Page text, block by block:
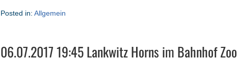
Posted in: Allgemein
06.07.2017 19:45 Lankwitz Horns im Bahnhof Zoo